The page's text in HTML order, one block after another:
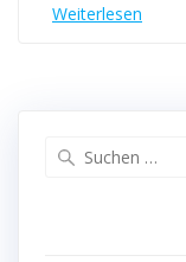
Weiterlesen